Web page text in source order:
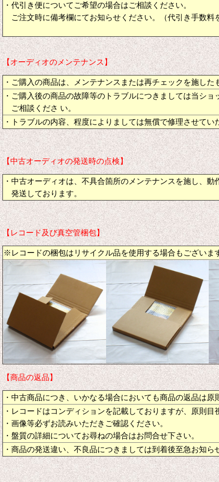
・代引き便についてご希望の場合はご相談ください。
ご注文時に備考欄にてお知らせください。（代引き手数料
【オーディオのメンテナンス】
・ご購入の商品は、メンテナンスまたは再チェックを施し
・ご購入後の商品の故障等のトラブルにつきましては当ショ
ご相談くださ い。
・トラブルの内容、程度によりましては無償で修理させてい
【中古オーディオの発送時の点検】
・中古オーディオは、不具合箇所のメンテナンスを施し、動
発送しております。
【レコード及び真空管梱包】
※レコードの梱包はリサイクル品を使用する場合もございま
【商品の返品】
・中古商品につき、いかなる場合においても商品の返品は原
・レコードはコンディションを記載しておりますが、原則目
・画像等必ずお読みいただきご確認ください。
・盤質の詳細についてお尋ねの場合はお問合せ下さい。
・商品の発送違い、不良品につきましては到着後至急お知ら